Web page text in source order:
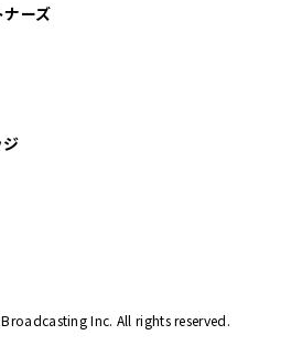
ーズ
Inc. All rights reserved.